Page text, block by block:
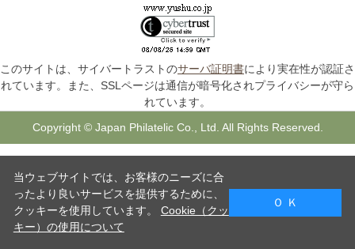
このサイトは、サイバートラストのサーバ証明書により実在性が認証さ
れています。また、SSLページは通信が暗号化されプライバシーが守ら
れています。
Copyright © Japan Philatelic Co., Ltd. All Rights Reserved.
当ウェブサイトでは、お客様のニーズに合
ったより良いサービスを提供するために、
クッキーを使用しています。 Cookie（クッ
キー）の使用について
Ｏ Ｋ